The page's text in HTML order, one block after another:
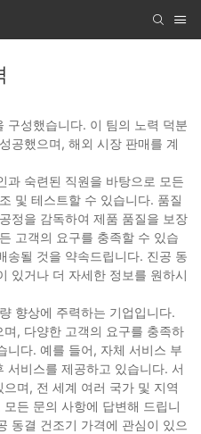
구성했습니다. 이 팀의 노력 덕분
공했으며, 해외 시장 판매를 계
과 숙련된 직원을 바탕으로 모든
및 테스트할 수 있습니다. 품질
정을 감독하여 제품 품질을 보장
고객의 요구를 충족할 수 있습
송될 것을 약속드립니다. 진공 동
있거나 더 자세한 정보를 원하시
향상에 주력하는 기업입니다.
, 다양한 고객의 요구를 충족하
니다. 예를 들어, 자체 서비스 부
서비스를 제공하고 있습니다. 서
며, 전 세계 여러 국가 및 지역
든 문의 사항에 답변해 드립니
동결 건조기 가격에 관심이 있으